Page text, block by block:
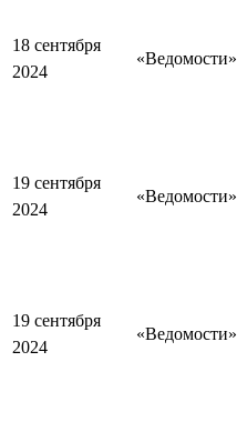
18 сентября
2024
«Ведомости»
19 сентября
2024
«Ведомости»
19 сентября
2024
«Ведомости»